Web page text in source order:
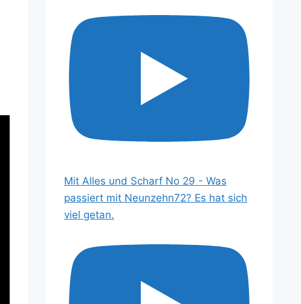
Mit Alles und Scharf No 29 - Was
passiert mit Neunzehn72? Es hat sich
viel getan.